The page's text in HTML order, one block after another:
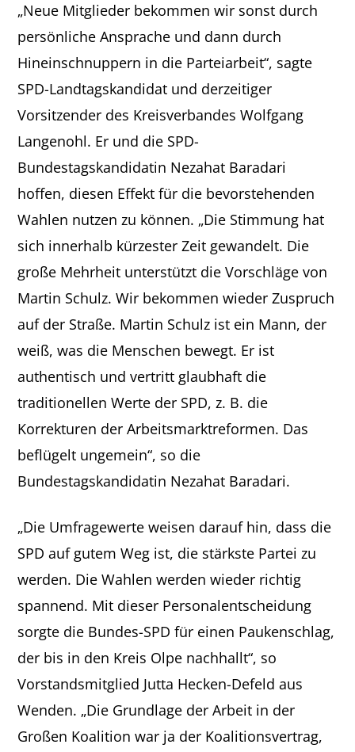
„Neue Mitglieder bekommen wir sonst durch
persönliche Ansprache und dann durch
Hineinschnuppern in die Parteiarbeit“, sagte
SPD-Landtagskandidat und derzeitiger
Vorsitzender des Kreisverbandes Wolfgang
Langenohl. Er und die SPD-
Bundestagskandidatin Nezahat Baradari
hoffen, diesen Effekt für die bevorstehenden
Wahlen nutzen zu können. „Die Stimmung hat
sich innerhalb kürzester Zeit gewandelt. Die
große Mehrheit unterstützt die Vorschläge von
Martin Schulz. Wir bekommen wieder Zuspruch
auf der Straße. Martin Schulz ist ein Mann, der
weiß, was die Menschen bewegt. Er ist
authentisch und vertritt glaubhaft die
traditionellen Werte der SPD, z. B. die
Korrekturen der Arbeitsmarktreformen. Das
beflügelt ungemein“, so die
Bundestagskandidatin Nezahat Baradari.
„Die Umfragewerte weisen darauf hin, dass die
SPD auf gutem Weg ist, die stärkste Partei zu
werden. Die Wahlen werden wieder richtig
spannend. Mit dieser Personalentscheidung
sorgte die Bundes-SPD für einen Paukenschlag,
der bis in den Kreis Olpe nachhallt“, so
Vorstandsmitglied Jutta Hecken-Defeld aus
Wenden. „Die Grundlage der Arbeit in der
Großen Koalition war ja der Koalitionsvertrag,